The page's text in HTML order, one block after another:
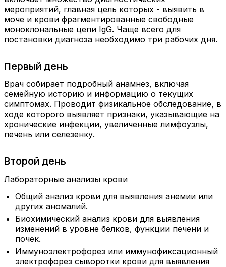
мероприятий, главная цель которых - выявить в
моче и крови фрагментированные свободные
моноклональные цепи IgG. Чаще всего для
постановки диагноза необходимо три рабочих дня.
Первый день
Врач собирает подробный анамнез, включая
семейную историю и информацию о текущих
симптомах. Проводит физикальное обследование, в
ходе которого выявляет признаки, указывающие на
хронические инфекции, увеличенные лимфоузлы,
печень или селезенку.
Второй день
Лабораторные анализы крови
Общий анализ крови для выявления анемии или
других аномалий.
Биохимический анализ крови для выявления
изменений в уровне белков, функции печени и
почек.
Иммуноэлектрофорез или иммунофиксационный
электрофорез сыворотки крови для выявления